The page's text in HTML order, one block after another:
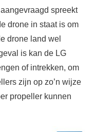
spreekt
drone in staat is om
drone land wel
is kan de LG
of intrekken, om
zijn op zo’n wijze
propeller kunnen